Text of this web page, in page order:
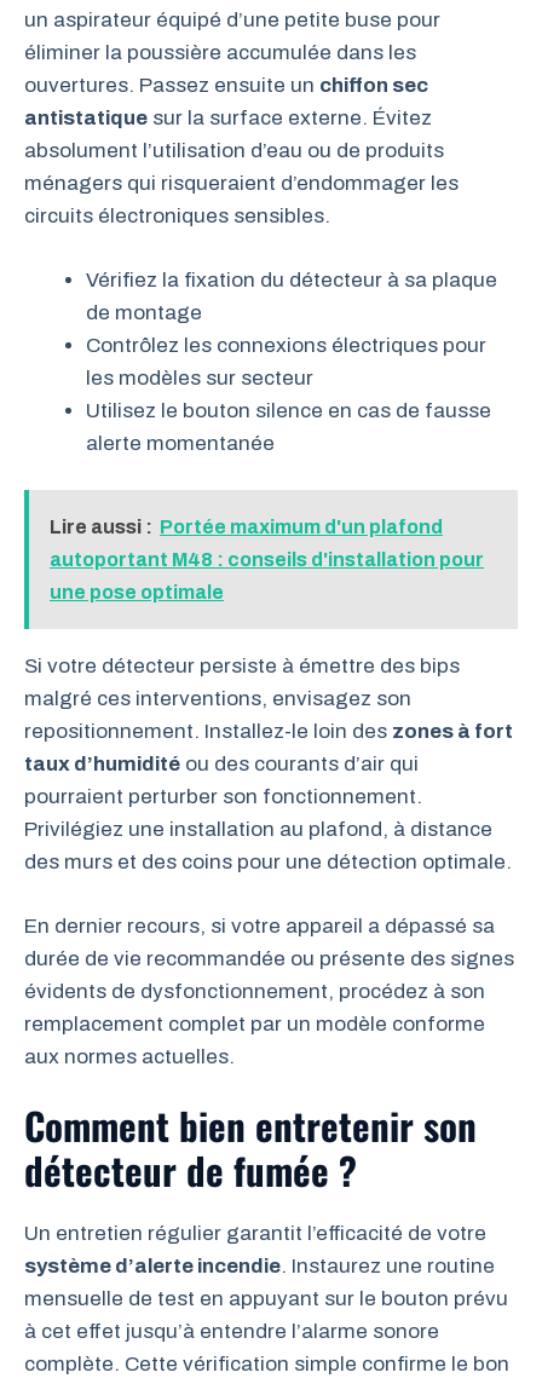
un aspirateur équipé d’une petite buse pour
éliminer la poussière accumulée dans les
ouvertures. Passez ensuite un chiffon sec
antistatique sur la surface externe. Évitez
absolument l’utilisation d’eau ou de produits
ménagers qui risqueraient d’endommager les
circuits électroniques sensibles.
Vérifiez la fixation du détecteur à sa plaque
de montage
Contrôlez les connexions électriques pour
les modèles sur secteur
Utilisez le bouton silence en cas de fausse
alerte momentanée
Lire aussi : Portée maximum d'un plafond
autoportant M48 : conseils d'installation pour
une pose optimale
Si votre détecteur persiste à émettre des bips
malgré ces interventions, envisagez son
repositionnement. Installez-le loin des zones à fort
taux d’humidité ou des courants d’air qui
pourraient perturber son fonctionnement.
Privilégiez une installation au plafond, à distance
des murs et des coins pour une détection optimale.
En dernier recours, si votre appareil a dépassé sa
durée de vie recommandée ou présente des signes
évidents de dysfonctionnement, procédez à son
remplacement complet par un modèle conforme
aux normes actuelles.
Comment bien entretenir son
détecteur de fumée ?
Un entretien régulier garantit l’efficacité de votre
système d’alerte incendie. Instaurez une routine
mensuelle de test en appuyant sur le bouton prévu
à cet effet jusqu’à entendre l’alarme sonore
complète. Cette vérification simple confirme le bon